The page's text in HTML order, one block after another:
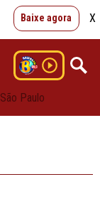
Baixe agora X
São Paulo